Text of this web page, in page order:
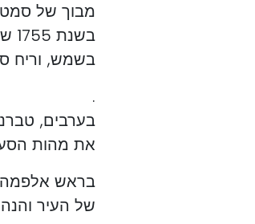
מבוך של
בשמש, וריח
.
בערבים,
את מהות
של העיר